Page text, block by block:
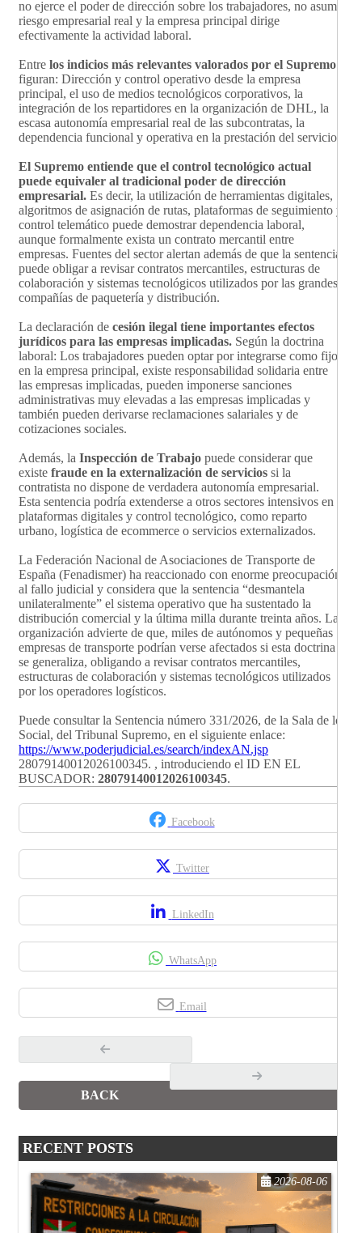
no ejerce el poder de dirección sobre los trabajadores, no asume
riesgo empresarial real y la empresa principal dirige
efectivamente la actividad laboral.
Entre los indicios más relevantes valorados por el Supremo
figuran: Dirección y control operativo desde la empresa
principal, el uso de medios tecnológicos corporativos, la
integración de los repartidores en la organización de DHL, la
escasa autonomía empresarial real de las subcontratas, la
dependencia funcional y operativa en la prestación del servicio.
El Supremo entiende que el control tecnológico actual
puede equivaler al tradicional poder de dirección
empresarial. Es decir, la utilización de herramientas digitales,
algoritmos de asignación de rutas, plataformas de seguimiento y
control telemático puede demostrar dependencia laboral,
aunque formalmente exista un contrato mercantil entre
empresas. Fuentes del sector alertan además de que la sentencia
puede obligar a revisar contratos mercantiles, estructuras de
colaboración y sistemas tecnológicos utilizados por las grandes
compañías de paquetería y distribución.
La declaración de cesión ilegal tiene importantes efectos
jurídicos para las empresas implicadas. Según la doctrina
laboral: Los trabajadores pueden optar por integrarse como fijos
en la empresa principal, existe responsabilidad solidaria entre
las empresas implicadas, pueden imponerse sanciones
administrativas muy elevadas a las empresas implicadas y
también pueden derivarse reclamaciones salariales y de
cotizaciones sociales.
Además, la Inspección de Trabajo puede considerar que
existe fraude en la externalización de servicios si la
contratista no dispone de verdadera autonomía empresarial.
Esta sentencia podría extenderse a otros sectores intensivos en
plataformas digitales y control tecnológico, como reparto
urbano, logística de ecommerce o servicios externalizados.
La Federación Nacional de Asociaciones de Transporte de
España (Fenadismer) ha reaccionado con enorme preocupación
al fallo judicial y considera que la sentencia “desmantela
unilateralmente” el sistema operativo que ha sustentado la
distribución comercial y la última milla durante treinta años. La
organización advierte de que, miles de autónomos y pequeñas
empresas de transporte podrían verse afectados si esta doctrina
se generaliza, obligando a revisar contratos mercantiles,
estructuras de colaboración y sistemas tecnológicos utilizados
por los operadores logísticos.
Puede consultar la Sentencia número 331/2026, de la Sala de lo
Social, del Tribunal Supremo, en el siguiente enlace:
https://www.poderjudicial.es/search/indexAN.jsp
28079140012026100345. , introduciendo el ID EN EL
BUSCADOR: 28079140012026100345.
Facebook
Twitter
LinkedIn
WhatsApp
Email
BACK
RECENT POSTS
2026-08-06